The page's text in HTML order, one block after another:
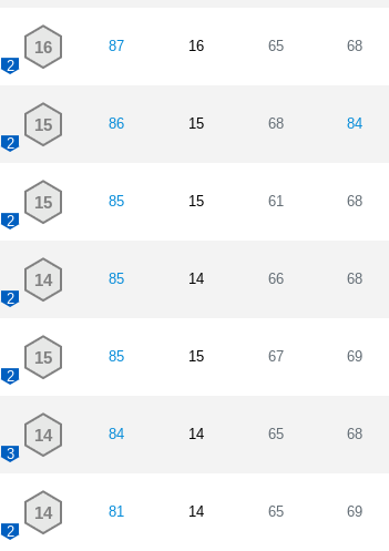
2
16 87 16 65 68
2
15 86 15 68 84
2
15 85 15 61 68
2
14 85 14 66 68
2
15 85 15 67 69
3
14 84 14 65 68
2
14 81 14 65 69